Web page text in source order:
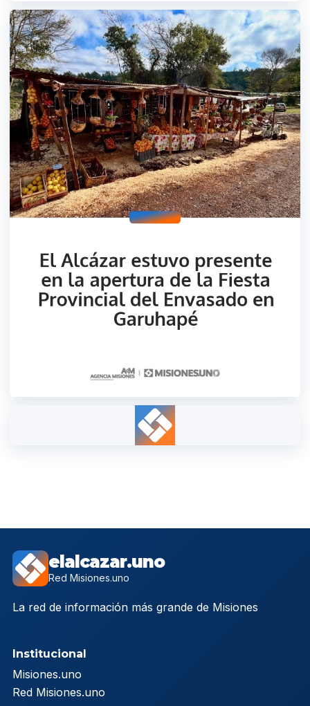
elalcazar.uno
Red Misiones.uno
La red de información más grande de Misiones
Institucional
Misiones.uno
Red Misiones.uno